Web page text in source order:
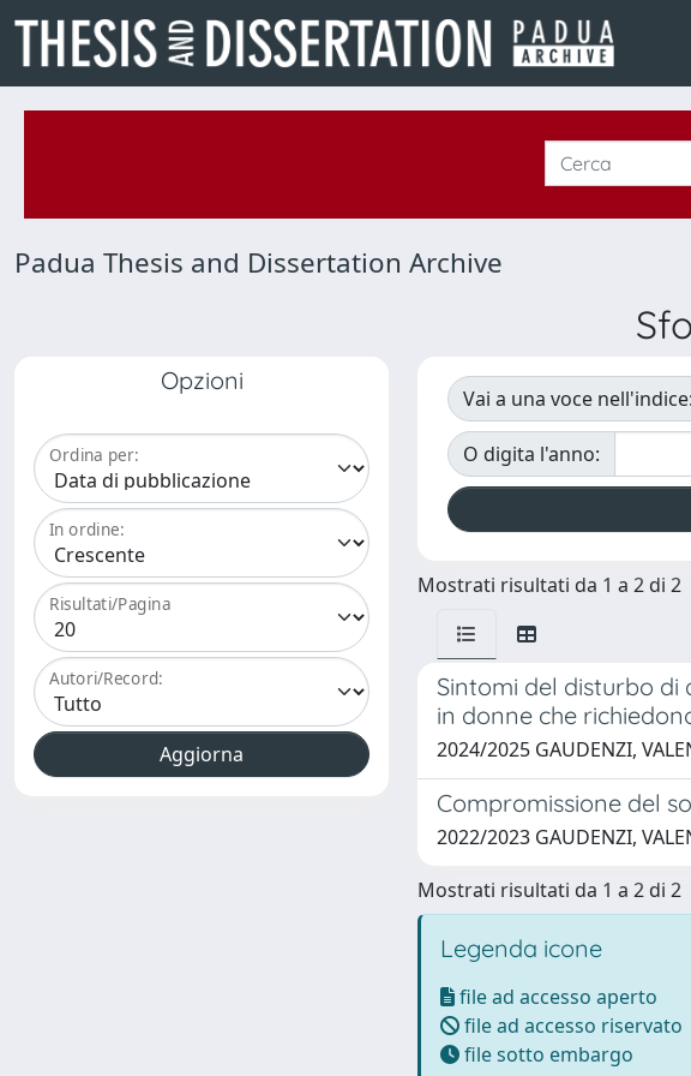
Padua Thesis and Dissertation Archive
Opzioni
Ordina per:
In ordine:
Risultati/Pagina
Autori/Record:
Vai a una voce nell'indice:
O digita l'anno:
Mostrati risultati da 1 a 2 di 2
Sintomi del disturbo
in donne che
2024/2025 GAUDENZI,
Compromissione del
2022/2023 GAUDENZI,
Mostrati risultati da 1 a 2 di 2
Legenda icone
file ad accesso aperto
file ad accesso riservato
file sotto embargo